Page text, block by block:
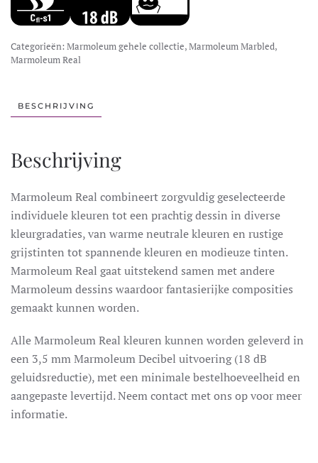
Categorieën: Marmoleum gehele collectie,Marmoleum Marbled,
Marmoleum Real
BESCHRIJVING
Beschrijving
Marmoleum Real combineert zorgvuldig geselecteerde
individuele kleuren tot een prachtig dessin in diverse
kleurgradaties, van warme neutrale kleuren en rustige
grijstinten tot spannende kleuren en modieuze tinten.
Marmoleum Real gaat uitstekend samen met andere
Marmoleum dessins waardoor fantasierijke composities
gemaakt kunnen worden.
Alle Marmoleum Real kleuren kunnen worden geleverd in
een 3,5 mm Marmoleum Decibel uitvoering (18 dB
geluidsreductie), met een minimale bestelhoeveelheid en
aangepaste levertijd. Neem contact met ons op voor meer
informatie.